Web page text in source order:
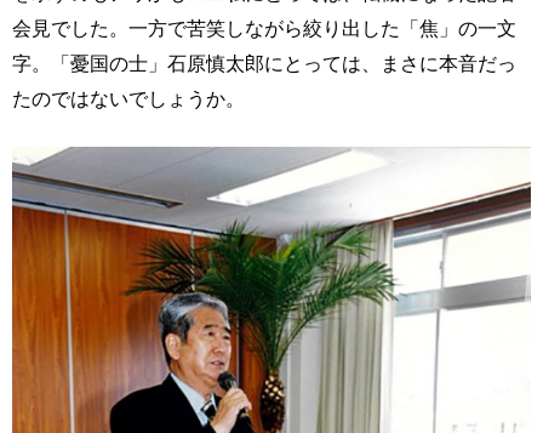
会見でした。一方で苦笑しながら絞り出した「焦」の一文
字。「憂国の士」石原慎太郎にとっては、まさに本音だっ
たのではないでしょうか。